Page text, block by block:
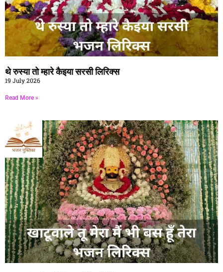
थे रुस्या तो म्हारे कैइया सरसी लिरिक्स
19 July 2026
Read More »